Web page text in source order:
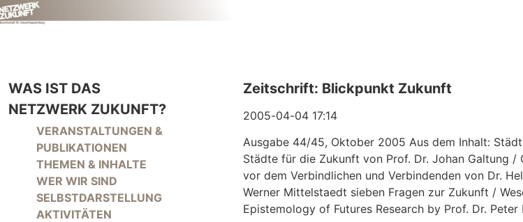
WAS IST DAS
NETZWERK ZUKUNFT?
NAVIGATION ÜBERSPRINGEN
VERANSTALTUNGEN &
PUBLIKATIONEN
THEMEN & INHALTE
WER WIR SIND
SELBSTDARSTELLUNG
AKTIVITÄTEN
Zeitschrift: Blickpunkt Zukunft
2005-04-04 17:14
Ausgabe 44/45, Oktober 2005 Aus dem Inhalt:
Städte für die Zukunft von Prof. Dr. Johan Galtung
vor dem Verbindlichen und Verbindenden von Dr.
Werner Mittelstaedt sieben Fragen zur Zukunft /
Epistemology of Futures Research by Prof. Dr. Peter